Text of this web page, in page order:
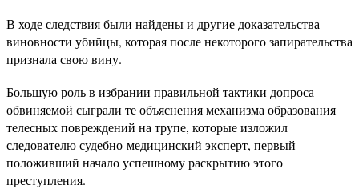
В ходе следствия были найдены и другие доказательства
виновности убийцы, которая после некоторого запирательства
признала свою вину.
Большую роль в избрании правильной тактики допроса
обвиняемой сыграли те объяснения механизма образования
телесных повреждений на трупе, которые изложил
следователю судебно-медицинский эксперт, первый
положивший начало успешному раскрытию этого
преступления.